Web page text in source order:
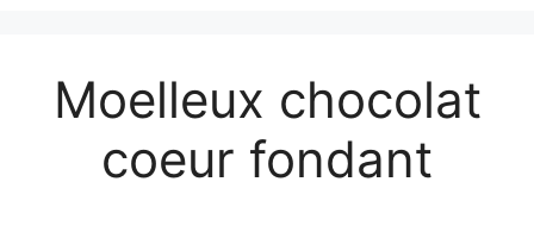
Moelleux chocolat
coeur fondant